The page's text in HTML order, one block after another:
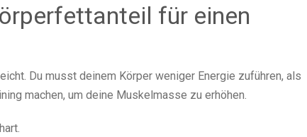
für einen
Du musst deinem Körper weniger Energie zuführen, als
machen, um deine Muskelmasse zu erhöhen.